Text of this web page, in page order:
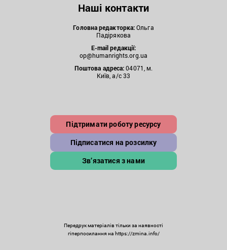
Наші контакти
Головна редакторка:Ольга
Падірякова
E-mail редакції:
op@humanrights.org.ua
Поштова адреса:04071, м.
Київ, а/с 33
Підтримати роботу ресурсу
Підписатися на розсилку
Зв’язатися з нами
Передрук матеріалів тільки за наявності
гіперпосилання на https://zmina.info/